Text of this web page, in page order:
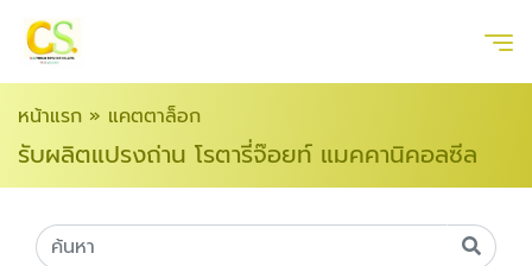
หน้าแรก » แคตตาล็อก
รับผลิตแปรงถ่าน โรตารี่จ๊อยท์ แมคคานิคอลซีล